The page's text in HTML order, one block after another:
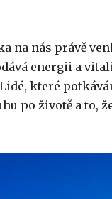
na nás právě
energii a
které
po životě a to,